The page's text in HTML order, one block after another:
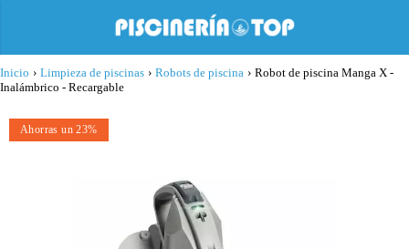
Inicio › Limpieza de piscinas › Robots de piscina › Robot de piscina Manga X -
Inalámbrico - Recargable
Ahorras un 23%